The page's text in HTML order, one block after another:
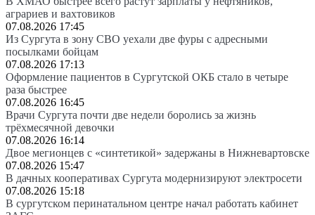
аграриев и вахтовиков
07.08.2026 17:45
Из Сургута в зону СВО уехали две фуры с адресными
посылками бойцам
07.08.2026 17:13
Оформление пациентов в Сургутской ОКБ стало в четыре
раза быстрее
07.08.2026 16:45
Врачи Сургута почти две недели боролись за жизнь
трёхмесячной девочки
07.08.2026 16:14
Двое мегионцев с «синтетикой» задержаны в Нижневартовске
07.08.2026 15:47
В дачных кооперативах Сургута модернизируют электросети
07.08.2026 15:18
В сургутском перинатальном центре начал работать кабинет